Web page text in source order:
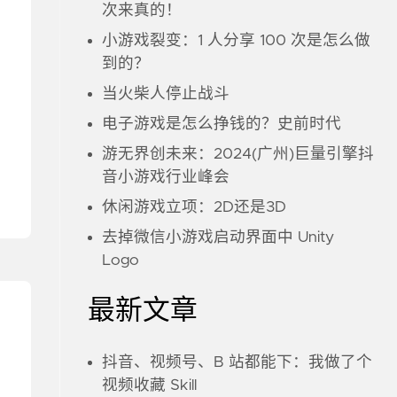
次来真的！
小游戏裂变：1 人分享 100 次是怎么做
到的？
当火柴人停止战斗
电子游戏是怎么挣钱的？史前时代
游无界创未来：2024(广州)巨量引擎抖
音小游戏行业峰会
休闲游戏立项：2D还是3D
去掉微信小游戏启动界面中 Unity
Logo
最新文章
抖音、视频号、B 站都能下：我做了个
视频收藏 Skill